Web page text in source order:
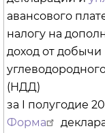
авансового
налогу на
доход от добычи
(НДД)
за I полугодие
Форма